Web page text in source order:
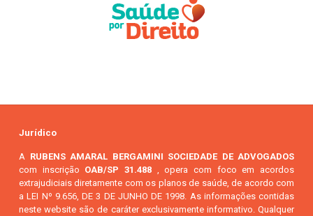
Jurídico
A RUBENS AMARAL BERGAMINI SOCIEDADE DE ADVOGADOS
com inscrição OAB/SP 31.488 , opera com foco em acordos
extrajudiciais diretamente com os planos de saúde, de acordo com
a LEI Nº 9.656, DE 3 DE JUNHO DE 1998. As informações contidas
neste website são de caráter exclusivamente informativo. Qualquer